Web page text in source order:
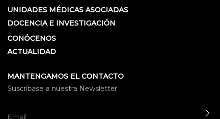
UNIDADES MÉDICAS ASOCIADAS
DOCENCIA E INVESTIGACIÓN
CONÓCENOS
ACTUALIDAD
MANTENGAMOS EL CONTACTO
Suscríbase a nuestra Newsletter